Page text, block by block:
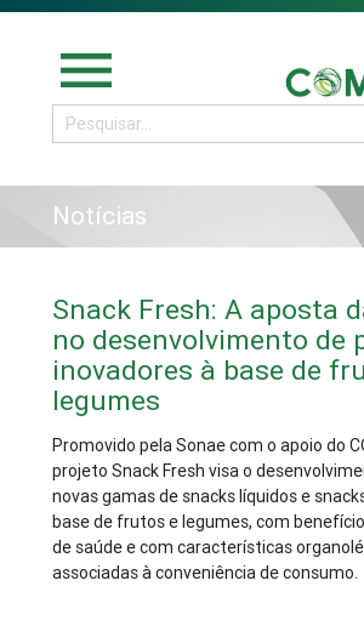
menu
Notícias
Snack Fresh: A aposta
no desenvolvimento de
inovadores à base de
legumes
Promovido pela Sonae com o apoio do
projeto Snack Fresh visa o
novas gamas de snacks líquidos e
base de frutos e legumes, com
de saúde e com características
associadas à conveniência de consumo.